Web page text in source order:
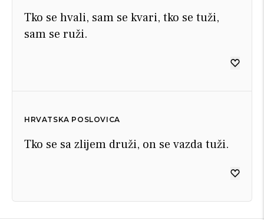
Tko se hvali, sam se kvari, tko se tuži,
sam se ruži.
HRVATSKA POSLOVICA
Tko se sa zlijem druži, on se vazda tuži.